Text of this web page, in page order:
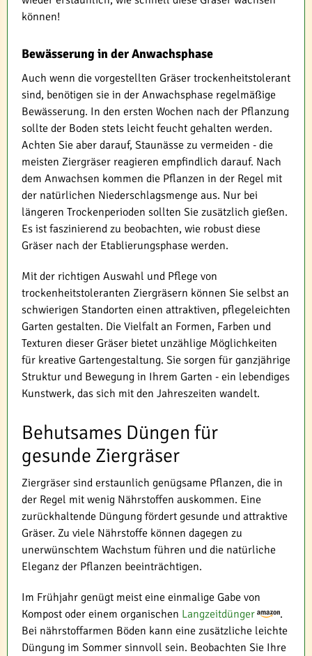
können!
Bewässerung in der Anwachsphase
Auch wenn die vorgestellten Gräser trockenheitstolerant
sind, benötigen sie in der Anwachsphase regelmäßige
Bewässerung. In den ersten Wochen nach der Pflanzung
sollte der Boden stets leicht feucht gehalten werden.
Achten Sie aber darauf, Staunässe zu vermeiden - die
meisten Ziergräser reagieren empfindlich darauf. Nach
dem Anwachsen kommen die Pflanzen in der Regel mit
der natürlichen Niederschlagsmenge aus. Nur bei
längeren Trockenperioden sollten Sie zusätzlich gießen.
Es ist faszinierend zu beobachten, wie robust diese
Gräser nach der Etablierungsphase werden.
Mit der richtigen Auswahl und Pflege von
trockenheitstoleranten Ziergräsern können Sie selbst an
schwierigen Standorten einen attraktiven, pflegeleichten
Garten gestalten. Die Vielfalt an Formen, Farben und
Texturen dieser Gräser bietet unzählige Möglichkeiten
für kreative Gartengestaltung. Sie sorgen für ganzjährige
Struktur und Bewegung in Ihrem Garten - ein lebendiges
Kunstwerk, das sich mit den Jahreszeiten wandelt.
Behutsames Düngen für
gesunde Ziergräser
Ziergräser sind erstaunlich genügsame Pflanzen, die in
der Regel mit wenig Nährstoffen auskommen. Eine
zurückhaltende Düngung fördert gesunde und attraktive
Gräser. Zu viele Nährstoffe können dagegen zu
unerwünschtem Wachstum führen und die natürliche
Eleganz der Pflanzen beeinträchtigen.
Im Frühjahr genügt meist eine einmalige Gabe von
Kompost oder einem organischen Langzeitdünger
.
Bei nährstoffarmen Böden kann eine zusätzliche leichte
Düngung im Sommer sinnvoll sein. Beobachten Sie Ihre